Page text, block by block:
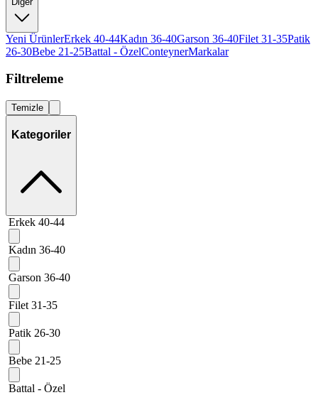
Yeni ÜrünlerErkek 40-44Kadın 36-40Garson 36-40Filet 31-35Patik
26-30Bebe 21-25Battal - ÖzelConteynerMarkalar
Filtreleme
Temizle
Kategoriler
Erkek 40-44
Kadın 36-40
Garson 36-40
Filet 31-35
Patik 26-30
Bebe 21-25
Battal - Özel